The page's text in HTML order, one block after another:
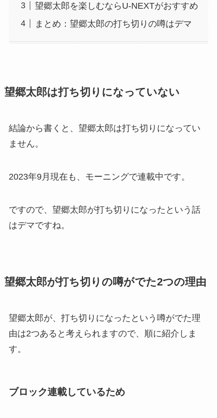
望郷太郎を楽しむならU-NEXTがおすすめ
まとめ：望郷太郎の打ち切りの噂はデマ
望郷太郎は打ち切りになっていない
結論から書くと、望郷太郎は打ち切りになってい
ません。
2023年9月現在も、モーニングで連載中です。
ですので、望郷太郎が打ち切りになったという話
はデマですね。
望郷太郎が打ち切りの噂がでた2つの理由
望郷太郎が、打ち切りになったという噂がでた理
由は2つあると考えられますので、順に紹介しま
す。
ブロック連載しているため